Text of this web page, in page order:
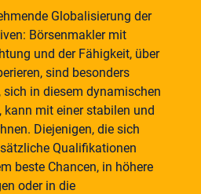
Globalisierung der
Börsenmakler mit
und der Fähigkeit, über
sind besonders
sich in diesem dynamischen
kann mit einer stabilen und
Diejenigen, die sich
Qualifikationen
beste Chancen, in höhere
oder in die